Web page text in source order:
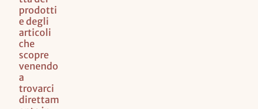
prodotti
e degli
articoli
che
scopre
venendo
a
trovarci
direttam